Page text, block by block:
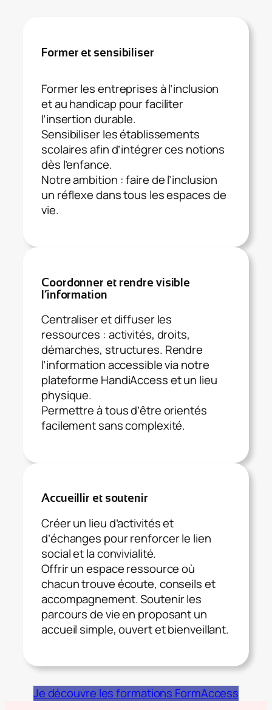
Former et sensibiliser
Former les entreprises à l’inclusion
et au handicap pour faciliter
l’insertion durable.
Sensibiliser les établissements
scolaires afin d’intégrer ces notions
dès l’enfance.
Notre ambition : faire de l’inclusion
un réflexe dans tous les espaces de
vie.
Coordonner et rendre visible
l’information
Centraliser et diffuser les
ressources : activités, droits,
démarches, structures. Rendre
l’information accessible via notre
plateforme HandiAccess et un lieu
physique.
Permettre à tous d’être orientés
facilement sans complexité.
Accueillir et soutenir
Créer un lieu d’activités et
d’échanges pour renforcer le lien
social et la convivialité.
Offrir un espace ressource où
chacun trouve écoute, conseils et
accompagnement. Soutenir les
parcours de vie en proposant un
accueil simple, ouvert et bienveillant.
Je découvre les formations FormAccess